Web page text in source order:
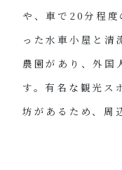
や、車で20分程
った水車小屋と清
農園があり、外国
す。有名な観光ス
坊があるため、周